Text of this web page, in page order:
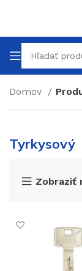
Domov
Tyrkysový
Zobraziť